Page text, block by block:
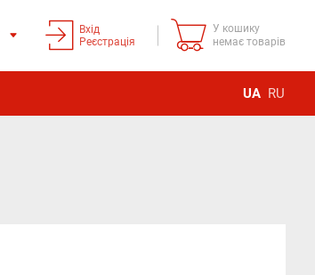
Вхід
Реєстрація
У кошику
немає товарів
UA RU